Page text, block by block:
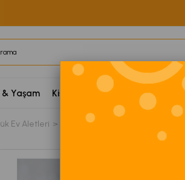
& Yaşam Kişisel Bakım PetShop Ürünleri
Ev Aletleri Kahve Makineleri